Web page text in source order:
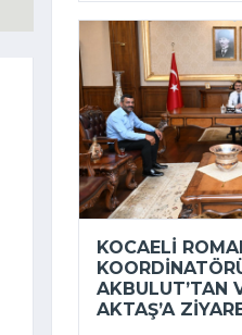
KOCAELI
AKBULUT’TAN
AKTAŞ’A